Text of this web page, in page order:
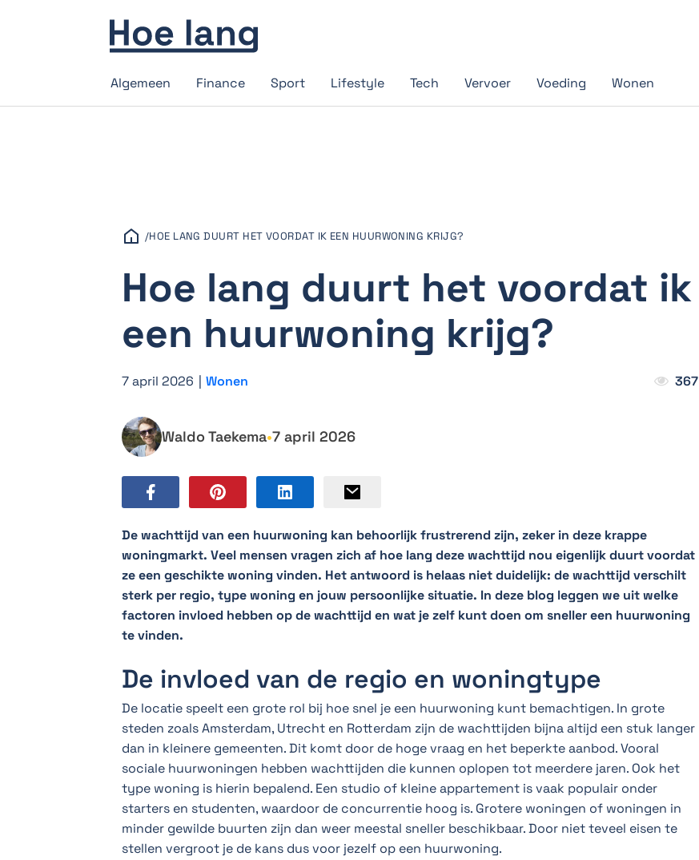
Algemeen Finance Sport Lifestyle Tech Vervoer Voeding Wonen
/HOE LANG DUURT HET VOORDAT IK EEN HUURWONING KRIJG?
Hoe lang duurt het voordat ik
een huurwoning krijg?
7 april 2026 | Wonen 367
Waldo Taekema•7 april 2026
De wachttijd van een huurwoning kan behoorlijk frustrerend zijn, zeker in deze krappe
woningmarkt. Veel mensen vragen zich af hoe lang deze wachttijd nou eigenlijk duurt voordat
ze een geschikte woning vinden. Het antwoord is helaas niet duidelijk: de wachttijd verschilt
sterk per regio, type woning en jouw persoonlijke situatie. In deze blog leggen we uit welke
factoren invloed hebben op de wachttijd en wat je zelf kunt doen om sneller een huurwoning
te vinden.
De invloed van de regio en woningtype
De locatie speelt een grote rol bij hoe snel je een huurwoning kunt bemachtigen. In grote
steden zoals Amsterdam, Utrecht en Rotterdam zijn de wachttijden bijna altijd een stuk langer
dan in kleinere gemeenten. Dit komt door de hoge vraag en het beperkte aanbod. Vooral
sociale huurwoningen hebben wachttijden die kunnen oplopen tot meerdere jaren. Ook het
type woning is hierin bepalend. Een studio of kleine appartement is vaak populair onder
starters en studenten, waardoor de concurrentie hoog is. Grotere woningen of woningen in
minder gewilde buurten zijn dan weer meestal sneller beschikbaar. Door niet teveel eisen te
stellen vergroot je de kans dus voor jezelf op een huurwoning.